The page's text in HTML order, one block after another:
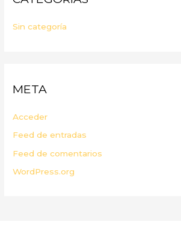
Sin categoría
META
Acceder
Feed de entradas
Feed de comentarios
WordPress.org